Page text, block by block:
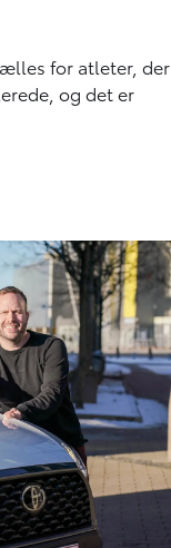
for atleter, der
og det er